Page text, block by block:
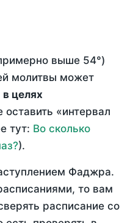
выше 54°)
молитвы может
в целях
оставить «интервал
тут: Во сколько
).
Фаджра.
то вам
расписание со